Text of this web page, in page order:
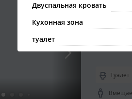
4-
Туалет
Двуспальная кровать
Кухонная зона
туалет